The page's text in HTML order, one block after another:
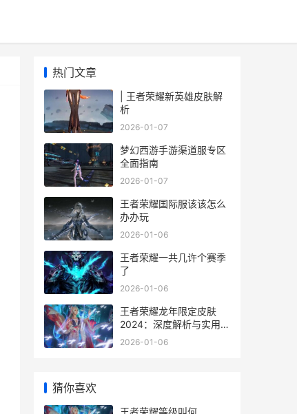
热门文章
| 王者荣耀新英雄皮肤解
析
2026-01-07
梦幻西游手游渠道服专区
全面指南
2026-01-07
王者荣耀国际服该该怎么
办办玩
2026-01-06
王者荣耀一共几许个赛季
了
2026-01-06
王者荣耀龙年限定皮肤
2024：深度解析与实用指
南
2026-01-06
猜你喜欢
王者荣耀等级叫何